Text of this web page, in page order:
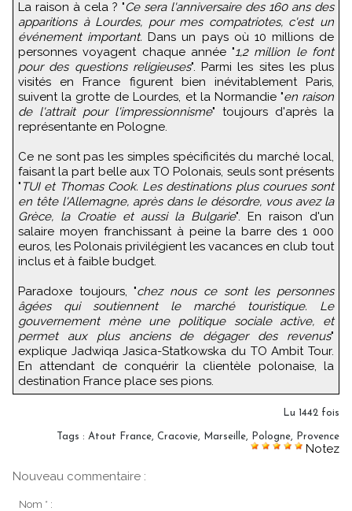
La raison à cela ? "Ce sera l'anniversaire des 160 ans des
apparitions à Lourdes, pour mes compatriotes, c'est un
événement important. Dans un pays où 10 millions de
personnes voyagent chaque année "1,2 million le font
pour des questions religieuses". Parmi les sites les plus
visités en France figurent bien inévitablement Paris,
suivent la grotte de Lourdes, et la Normandie "en raison
de l'attrait pour l'impressionnisme" toujours d'après la
représentante en Pologne.
Ce ne sont pas les simples spécificités du marché local,
faisant la part belle aux TO Polonais, seuls sont présents
"TUI et Thomas Cook. Les destinations plus courues sont
en tête l'Allemagne, après dans le désordre, vous avez la
Grèce, la Croatie et aussi la Bulgarie". En raison d'un
salaire moyen franchissant à peine la barre des 1 000
euros, les Polonais privilégient les vacances en club tout
inclus et à faible budget.
Paradoxe toujours, "chez nous ce sont les personnes
âgées qui soutiennent le marché touristique. Le
gouvernement mène une politique sociale active, et
permet aux plus anciens de dégager des revenus"
explique Jadwiqa Jasica-Statkowska du TO Ambit Tour.
En attendant de conquérir la clientèle polonaise, la
destination France place ses pions.
Lu 1442 fois
Tags : Atout France, Cracovie, Marseille, Pologne, Provence
Notez
Nouveau commentaire :
Nom * :